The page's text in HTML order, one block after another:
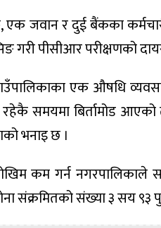
एक जवान र दुई बैंकका
गरी पीसीआर परीक्षणको
एक औषधि
रहेकै समयमा बिर्तामोड
भनाइ छ ।
कम गर्न नगरपालिकाले
संक्रमितको संख्या ३ सय ९३